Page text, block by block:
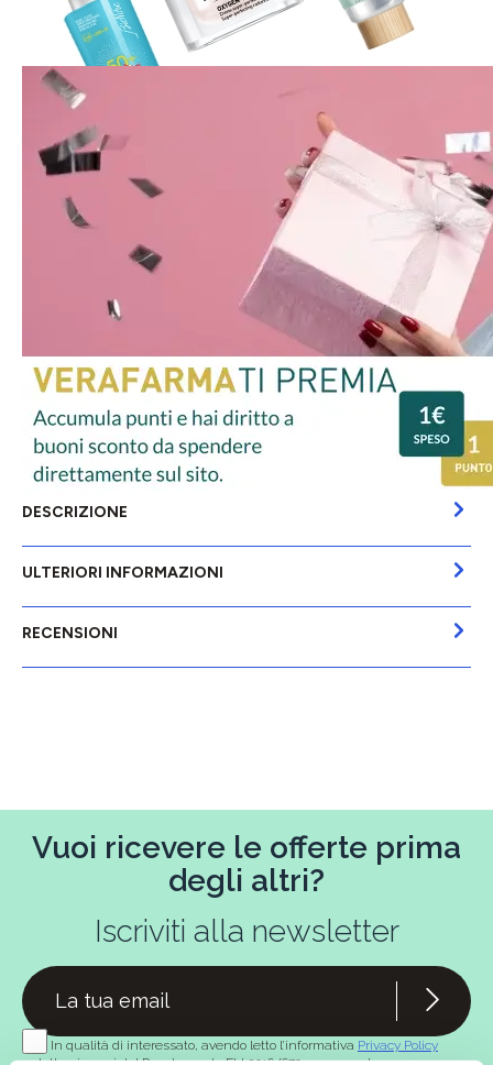
DESCRIZIONE
ULTERIORI INFORMAZIONI
RECENSIONI
Vuoi ricevere le offerte prima
degli altri?
Iscriviti alla newsletter
In qualità di interessato, avendo letto l’informativa Privacy Policy